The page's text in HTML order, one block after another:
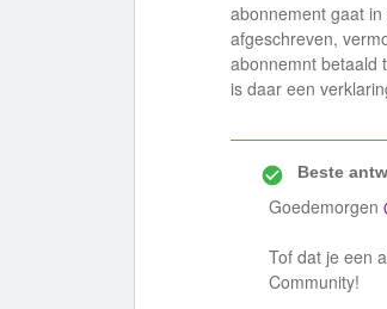
abonnement gaat
afgeschreven,
abonnemnt betaald
is daar een
Beste
Goedemorgen
Tof dat je een
Community!